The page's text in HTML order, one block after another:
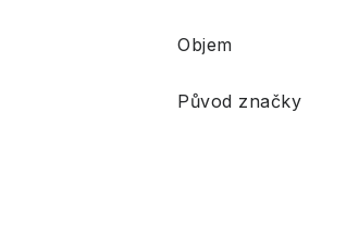
Objem
Původ značky